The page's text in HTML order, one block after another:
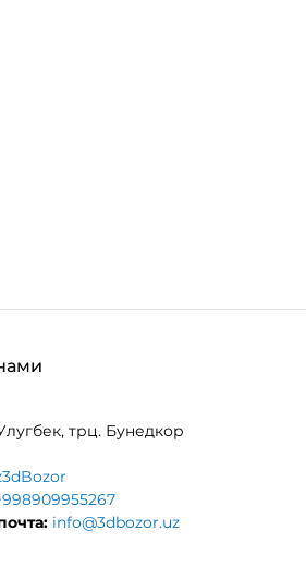
трц. Бунедкор
info@3dbozor.uz